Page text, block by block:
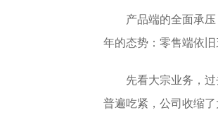
产品端的全面承
年的态势：零售端依
先看大宗业务，
普遍吃紧，公司收缩了